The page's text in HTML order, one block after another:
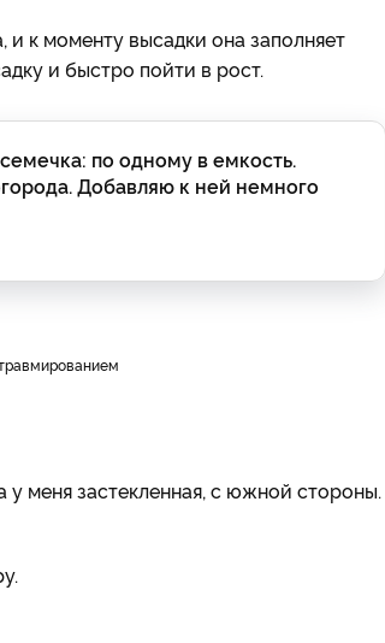
к моменту высадки она заполняет
и быстро пойти в рост.
по одному в емкость.
Добавляю к ней немного
меня застекленная, с южной стороны.